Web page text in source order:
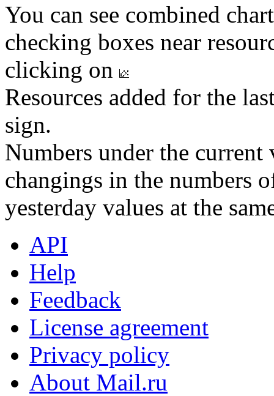
You can see combined
checking boxes near
clicking on
Resources added for the
sign.
Numbers under the
changings in the numbers
yesterday values at the
API
Help
Feedback
License agreement
Privacy policy
About Mail.ru